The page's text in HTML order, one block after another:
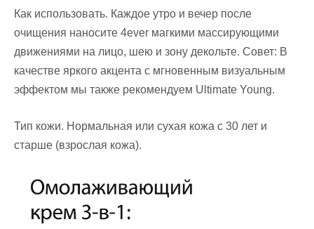
Как использовать. Каждое утро и вечер после
очищения наносите 4ever магкими массирующими
движениями на лицо, шею и зону декольте. Совет: В
качестве яркого акцента с мгновенным визуальным
эффектом мы также рекомендуем Ultimate Young.
Тип кожи. Нормальная или сухая кожа с 30 лет и
старше (взрослая кожа).